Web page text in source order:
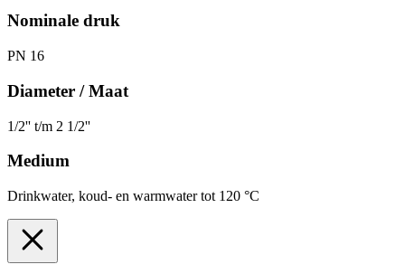
Nominale druk
PN 16
Diameter / Maat
1/2'' t/m 2 1/2''
Medium
Drinkwater, koud- en warmwater tot 120 °C